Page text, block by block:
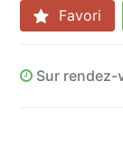
Favori
Sur